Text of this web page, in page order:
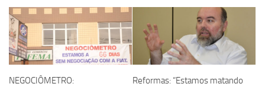
NEGOCIÔMETRO:
Reformas: “Estamos matando